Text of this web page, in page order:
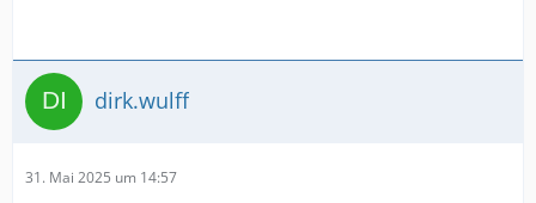
dirk.wulff
31. Mai 2025 um 14:57